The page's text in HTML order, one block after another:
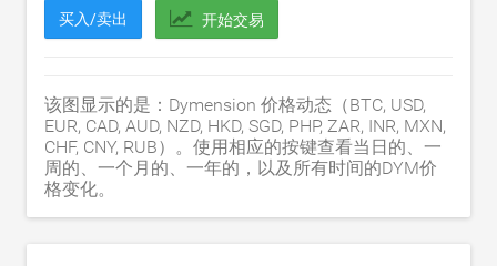
买入/卖出 开始交易
该图显示的是：Dymension 价格动态（BTC, USD,
EUR, CAD, AUD, NZD, HKD, SGD, PHP, ZAR, INR, MXN,
CHF, CNY, RUB）。使用相应的按键查看当日的、一
周的、一个月的、一年的，以及所有时间的DYM价
格变化。